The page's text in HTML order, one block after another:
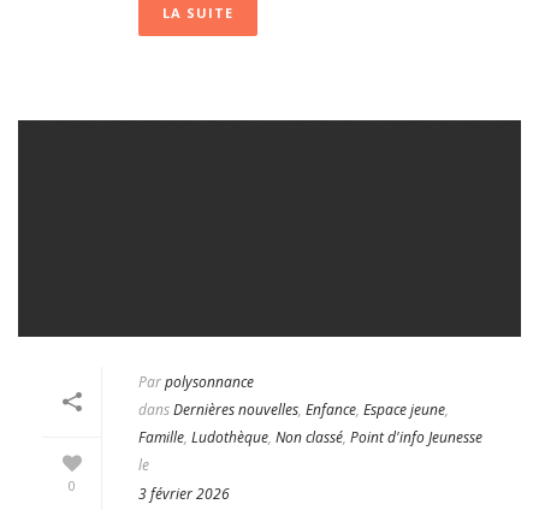
LA SUITE
0
Parpolysonnance
dansDernières nouvelles, Enfance, Espace jeune,
Famille, Ludothèque, Non classé, Point d'info Jeunesse
le
3 février 2026